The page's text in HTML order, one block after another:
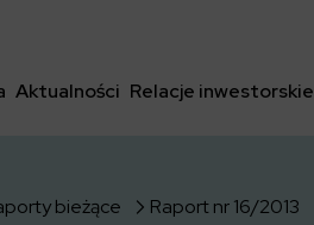
Aktualności Relacje inwestorskie
bieżące Raport nr 16/2013